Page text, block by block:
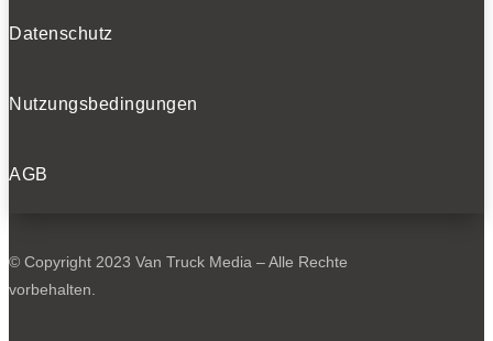
Datenschutz
Nutzungsbedingungen
AGB
© Copyright 2023 Van Truck Media – Alle Rechte
vorbehalten.